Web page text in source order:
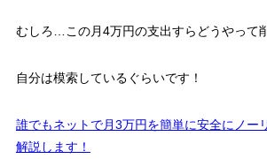
むしろ…この月4万円の支出すらどうやって
自分は模索しているぐらいです！
誰でもネットで月3万円を簡単に安全にノー
解説します！